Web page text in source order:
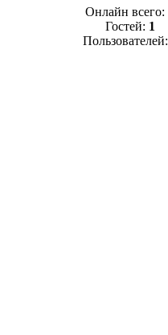
Онлайн всего:
Гостей: 1
Пользователей: